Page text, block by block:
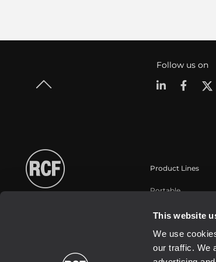
This website
We use
our traffic. We
Follow us on
Product Lines
Portable
Installazione
Commercial
Trasduttori